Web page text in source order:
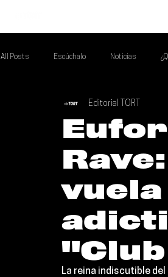
All Posts Escúchalo Noticias
Si Te Gusta... Te Recomendamos A...
Poder Latino Que Descubrir Mejores
Editorial TORT
La reina indiscutible